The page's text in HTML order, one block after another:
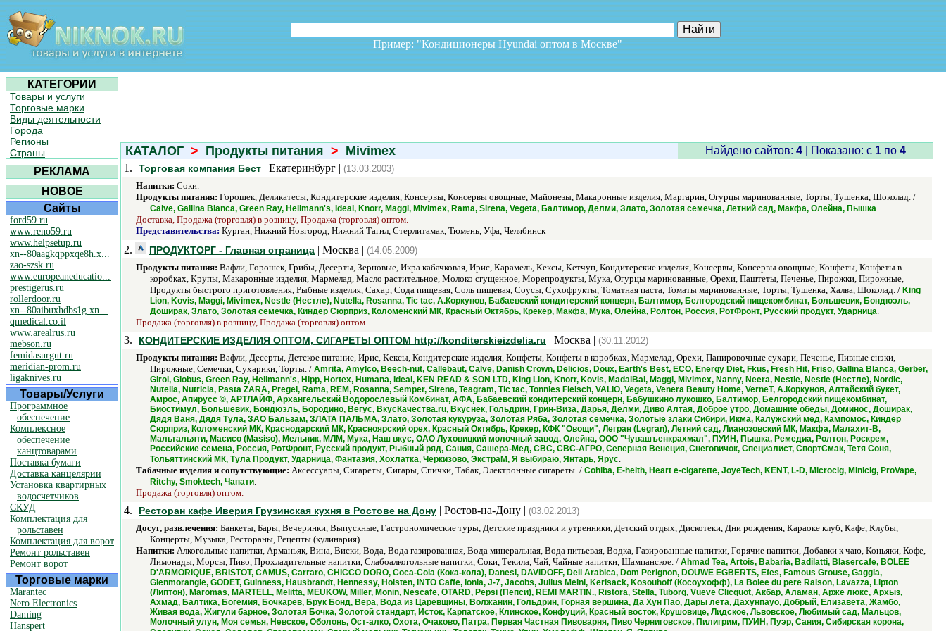
Пример: "Кондиционеры Hyundai оптом в Москве"
КАТЕГОРИИ
Товары и услуги
Торговые марки
Виды деятельности
Города
Регионы
Страны
РЕКЛАМА
НОВОЕ
Сайты
ford59.ru
www.reno59.ru
www.helpsetup.ru
xn--80aagkqppxqe8h.x...
zao-szsk.ru
www.europeaneducatio...
prestigerus.ru
rollerdoor.ru
xn--80aibuxhdbs1g.xn...
qmedical.co.il
www.arealrus.ru
mebson.ru
femidasurgut.ru
meridian-prom.ru
ligaknives.ru
Товары/Услуги
Программное
обеспечение
Комплексное
обеспечение
канцтоварами
Поставка бумаги
Доставка канцелярии
Установка квартирных
водосчетчиков
СКУД
Комплектация для
рольставен
Комплектация для ворот
Ремонт рольставен
Ремонт ворот
Торговые марки
Marantec
Nero Electronics
Daming
Hanspert
КАТАЛОГ > Продукты питания > Mivimex Найдено сайтов: 4| Показано: c 1по 4
1.
Торговая компания Бест | Екатеринбург | (13.03.2003)
Напитки: Соки.
Продукты питания: Горошек, Деликатесы, Кондитерские изделия, Консервы, Консервы овощные, Майонезы, Макаронные изделия, Маргарин, Огурцы маринованные, Торты, Тушенка, Шоколад. /
Calve, Gallina Blanca, Green Ray, Hellmann's, Ideal, Knorr, Maggi, Mivimex, Rama, Sirena, Vegeta, Балтимор, Делми, Злато, Золотая семечка, Летний сад, Макфа, Олейна, Пышка.
Доставка, Продажа (торговля) в розницу, Продажа (торговля) оптом.
Представительства: Курган, Нижний Новгород, Нижний Тагил, Стерлитамак, Тюмень, Уфа, Челябинск
2. ПРОДУКТОРГ - Главная страница | Москва | (14.05.2009)
Продукты питания: Вафли, Горошек, Грибы, Десерты, Зерновые, Икра кабачковая, Ирис, Карамель, Кексы, Кетчуп, Кондитерские изделия, Консервы, Консервы овощные, Конфеты, Конфеты в
коробках, Крупы, Макаронные изделия, Мармелад, Масло растительное, Молоко сгущенное, Морепродукты, Мука, Огурцы маринованные, Орехи, Паштеты, Печенье, Пирожки, Пирожные,
Продукты быстрого приготовления, Рыбные изделия, Сахар, Сода пищевая, Соль пищевая, Соусы, Сухофрукты, Томатная паста, Томаты маринованные, Торты, Тушенка, Халва, Шоколад. / King
Lion, Kovis, Maggi, Mivimex, Nestle (Нестле), Nutella, Rosanna, Tic tac, А.Коркунов, Бабаевский кондитерский концерн, Балтимор, Белгородский пищекомбинат, Большевик, Бондюэль,
Доширак, Злато, Золотая семечка, Киндер Сюрприз, Коломенский МК, Красный Октябрь, Крекер, Макфа, Мука, Олейна, Ролтон, Россия, РотФронт, Русский продукт, Ударница.
Продажа (торговля) в розницу, Продажа (торговля) оптом.
3. КОНДИТЕРСКИЕ ИЗДЕЛИЯ ОПТОМ, СИГАРЕТЫ ОПТОМ http://konditerskieizdelia.ru | Москва | (30.11.2012)
Продукты питания: Вафли, Десерты, Детское питание, Ирис, Кексы, Кондитерские изделия, Конфеты, Конфеты в коробках, Мармелад, Орехи, Панировочные сухари, Печенье, Пивные снэки,
Пирожные, Семечки, Сухарики, Торты. / Amrita, Amylco, Beech-nut, Callebaut, Calve, Danish Crown, Delicios, Doux, Earth's Best, ECO, Energy Diet, Fkus, Fresh Hit, Friso, Gallina Blanca, Gerber,
Girol, Globus, Green Ray, Hellmann's, Hipp, Hortex, Humana, Ideal, KEN READ & SON LTD, King Lion, Knorr, Kovis, MadalBal, Maggi, Mivimex, Nanny, Neera, Nestle, Nestle (Нестле), Nordic,
Nutella, Nutricia, Pasta ZARA, Pregel, Rama, REM, Rosanna, Semper, Sirena, Teagram, Tic tac, Tonnies Fleisch, VALIO, Vegeta, Venera Beauty Home, VerneT, А.Коркунов, Алтайский букет,
Амрос, Апирусс ©, АРТЛАЙФ, Архангельский Водорослевый Комбинат, АФА, Бабаевский кондитерский концерн, Бабушкино лукошко, Балтимор, Белгородский пищекомбинат,
Биостимул, Большевик, Бондюэль, Бородино, Вегус, ВкусКачества.ru, Вкуснек, Гольдрин, Грин-Виза, Дарья, Делми, Диво Алтая, Доброе утро, Домашние обеды, Доминос, Доширак,
Дядя Ваня, Дядя Тула, ЗАО Бальзам, ЗЛАТА ПАЛЬМА, Злато, Золотая кукуруза, Золотая Ряба, Золотая семечка, Золотые злаки Сибири, Икма, Калужский мед, Кампомос, Киндер
Сюрприз, Коломенский МК, Краснодарский МК, Красноярский орех, Красный Октябрь, Крекер, КФК "Овощи", Легран (Legran), Летний сад, Лианозовский МК, Макфа, Малахит-В,
Мальтальяти, Масисо (Masiso), Мельник, МЛМ, Мука, Наш вкус, ОАО Луховицкий молочный завод, Олейна, ООО "Чувашъенкрахмал", ПУИН, Пышка, Ремедиа, Ролтон, Роскрем,
Российские семена, Россия, РотФронт, Русский продукт, Рыбный ряд, Сания, Сашера-Мед, СВС, СВС-АГРО, Северная Венеция, Снеговичок, Специалист, СпортСмак, Тетя Соня,
Тольяттинский МК, Тула Продукт, Ударница, Фантазия, Хохлатка, Черкизово, ЭкстраМ, Я выбираю, Янтарь, Ярус.
Табачные изделия и сопутствующие: Аксессуары, Сигареты, Сигары, Спички, Табак, Электронные сигареты. / Cohiba, E-helth, Heart e-cigarette, JoyeTech, KENT, L-D, Microcig, Minicig, ProVape,
Ritchy, Smoktech, Чапати.
Продажа (торговля) оптом.
4. Ресторан кафе Иверия Грузинская кухня в Ростове на Дону | Ростов-на-Дону | (03.02.2013)
Досуг, развлечения: Банкеты, Бары, Вечеринки, Выпускные, Гастрономические туры, Детские праздники и утренники, Детский отдых, Дискотеки, Дни рождения, Караоке клуб, Кафе, Клубы,
Концерты, Музыка, Рестораны, Рецепты (кулинария).
Напитки: Алкогольные напитки, Арманьяк, Вина, Виски, Вода, Вода газированная, Вода минеральная, Вода питьевая, Водка, Газированные напитки, Горячие напитки, Добавки к чаю, Коньяки, Кофе,
Лимонады, Морсы, Пиво, Прохладительные напитки, Слабоалкогольные напитки, Соки, Текила, Чай, Чайные напитки, Шампанское. / Ahmad Tea, Artois, Babaria, Badilatti, Blasercafe, BOLEE
D'ARMORIQUE, BRISTOT, CAMUS, Carraro, CHICCO DORO, Coca-Cola (Кока-кола), Danesi, DAVIDOFF, Dell Arabica, Dom Perignon, DOUWE EGBERTS, Efes, Famous Grouse, Gaggia,
Glenmorangie, GODET, Guinness, Hausbrandt, Hennessy, Holsten, INTO Caffe, Ionia, J-7, Jacobs, Julius Meinl, Kerisack, Kosouhoff (Косоухофф), La Bolee du pere Raison, Lavazza, Lipton
(Липтон), Maromas, MARTELL, Melitta, MEUKOW, Miller, Monin, Nescafe, OTARD, Pepsi (Пепси), REMI MARTIN., Ristora, Stella, Tuborg, Vueve Clicquot, Акбар, Аламан, Арже люкс, Архыз,
Ахмад, Балтика, Богемия, Бочкарев, Брук Бонд, Вера, Вода из Царевщины, Волжанин, Гольдрин, Горная вершина, Да Хун Пао, Дары лета, Дахунпауо, Добрый, Елизавета, Жамбо,
Живая вода, Жигули барное, Золотая Бочка, Золотой стандарт, Исток, Карпатское, Клинское, Конфуций, Красный восток, Крушовице, Лидское, Львовское, Любимый сад, Мальцов,
Молочный улун, Моя семья, Невское, Оболонь, Ост-алко, Охота, Очаково, Патра, Первая Частная Пивоварня, Пиво Черниговское, Пилигрим, ПУИН, Пуэр, Сания, Сибирская корона,